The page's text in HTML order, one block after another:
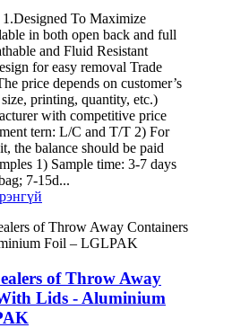
1.Designed To Maximize
in both open back and full
and Fluid Resistant
for easy removal Trade
price depends on customer’s
printing, quantity, etc.)
with competitive price
tern: L/C and T/T 2) For
the balance should be paid
1) Sample time: 3-7 days
7-15d...
of Throw Away
Lids - Aluminium